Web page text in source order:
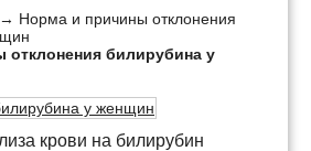
→ Норма и причины отклонения
отклонения билирубина у
крови на билирубин